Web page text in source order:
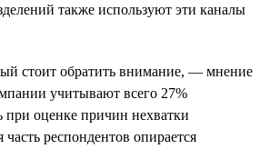
также используют эти каналы
стоит обратить внимание, — мнение
учитывают всего 27%
оценке причин нехватки
респондентов опирается